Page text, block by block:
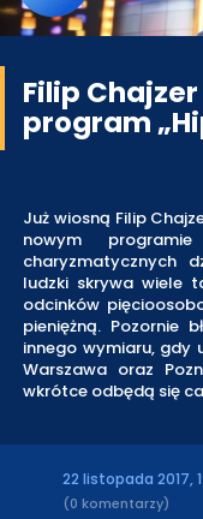
Filip
program
Już wiosną Filip
nowym
charyzmatycznych
ludzki skrywa wiele
odcinków
pieniężną. Pozornie
innego wymiaru, gdy
Warszawa oraz
wkrótce odbędą się
22 listopada 2017,
(0 komentarzy)